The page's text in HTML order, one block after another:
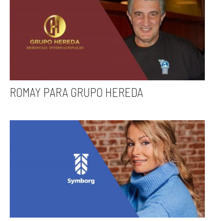
ROMAY PARA GRUPO HEREDA